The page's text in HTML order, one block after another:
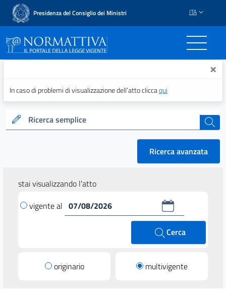
Presidenza del Consiglio dei Ministri ITA
Normattiva - Il portale ×
In caso di problemi di visualizzazione dell’atto cliccaqui
Ricerca semplice cerca
Ricerca avanzata
stai visualizzando l'atto
vigente al
Cerca
originario multivigente